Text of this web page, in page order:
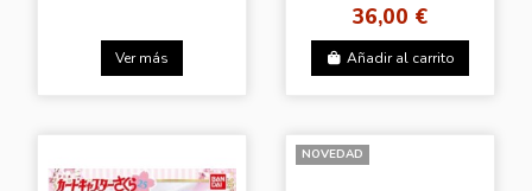
Ver más
36,00 €
Añadir al carrito
NOVEDAD